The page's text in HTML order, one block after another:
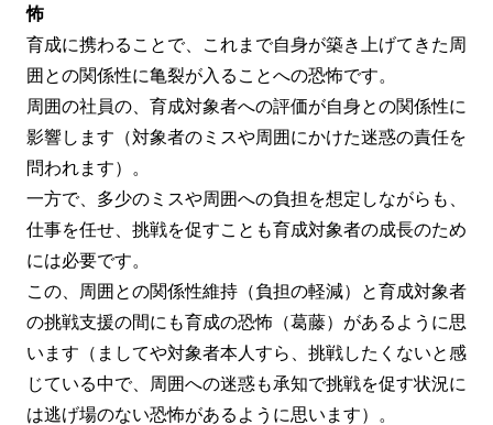
怖
育成に携わることで、これまで自身が築き上げてきた周
囲との関係性に亀裂が入ることへの恐怖です。
周囲の社員の、育成対象者への評価が自身との関係性に
影響します（対象者のミスや周囲にかけた迷惑の責任を
問われます）。
一方で、多少のミスや周囲への負担を想定しながらも、
仕事を任せ、挑戦を促すことも育成対象者の成長のため
には必要です。
この、周囲との関係性維持（負担の軽減）と育成対象者
の挑戦支援の間にも育成の恐怖（葛藤）があるように思
います（ましてや対象者本人すら、挑戦したくないと感
じている中で、周囲への迷惑も承知で挑戦を促す状況に
は逃げ場のない恐怖があるように思います）。